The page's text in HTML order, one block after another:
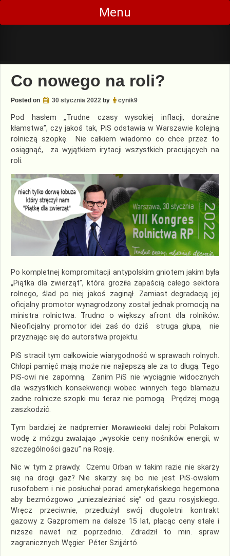
Skip
content
Menu
Co nowego na roli?
Posted on 30 stycznia 2022 by cynik9
Pod hasłem „Trudne czasy wysokiej inflacji, doraźne
kłamstwa”, czy jakoś tak, PiS odstawia w Warszawie kolejną
rolniczą szopkę. Nie całkiem wiadomo co chce przez to
osiągnąć, za wyjątkiem irytacji wszystkich pracujących na
roli.
Po kompletnej kompromitacji antypolskim gniotem jakim była
„Piątka dla zwierząt”, która groziła zapaścią całego sektora
rolnego, ślad po niej jakoś zaginął. Zamiast degradacją jej
oficjalny promotor wynagrodzony został jednak promocją na
ministra rolnictwa. Trudno o większy afront dla rolników.
Nieoficjalny promotor idei zaś do dziś struga głupa, nie
przyznając się do autorstwa projektu.
PiS stracił tym całkowicie wiarygodność w sprawach rolnych.
Chłopi pamięć mają może nie najlepszą ale za to długą. Tego
PiS-owi nie zapomną. Zanim PiS nie wyciągnie widocznych
dla wszystkich konsekwencji wobec winnych tego blamażu
żadne rolnicze szopki mu teraz nie pomogą. Prędzej mogą
zaszkodzić.
Tym bardziej że nadpremier Morawiecki dalej robi Polakom
wodę z mózguzwalając „wysokie ceny nośników energii, w
szczególności gazu” na Rosję.
Nic w tym z prawdy. Czemu Orban w takim razie nie skarży
się na drogi gaz? Nie skarży się bo nie jest PiS-owskim
rusofobem i nie posłuchał porad amerykańskiego hegemona
aby bezmózgowo „uniezależniać się” od gazu rosyjskiego.
Wręcz przeciwnie, przedłużył swój długoletni kontrakt
gazowy z Gazpromem na dalsze 15 lat, płacąc ceny stałe i
niższe nawet niż poprzednio. Zdradził to min. spraw
zagranicznych Węgier Péter Szijjártó.